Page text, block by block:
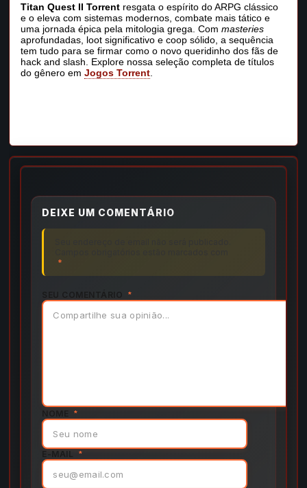
Titan Quest II Torrent resgata o espírito do ARPG clássico
e o eleva com sistemas modernos, combate mais tático e
uma jornada épica pela mitologia grega. Commasteries
aprofundadas, loot significativo e coop sólido, a sequência
tem tudo para se firmar como o novo queridinho dos fãs de
hack and slash. Explore nossa seleção completa de títulos
do gênero emJogos Torrent
DEIXE UM COMENTÁRIO
*
*
NOME *
E-MAIL *